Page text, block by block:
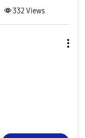
332Views